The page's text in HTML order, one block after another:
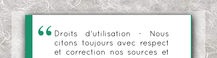
Droits d'utilisation - Nous
citons toujours avec respect
et correction nos sources et